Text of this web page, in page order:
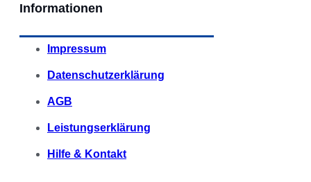
Informationen
Impressum
Datenschutzerklärung
AGB
Leistungserklärung
Hilfe & Kontakt